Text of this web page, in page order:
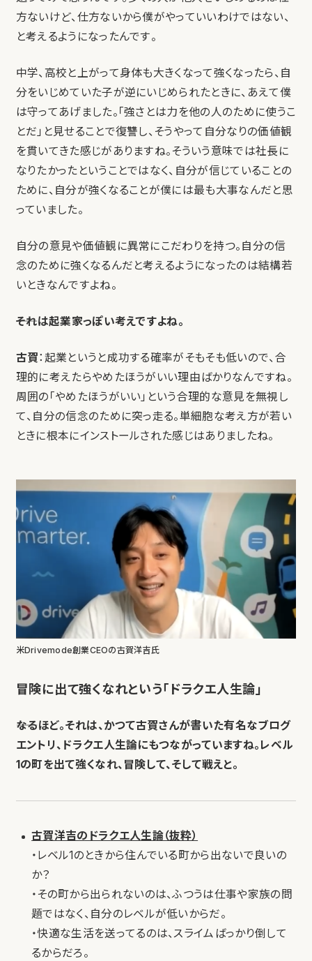
方ないけど、仕方ないから僕がやっていいわけではない、
と考えるようになったんです。
中学、高校と上がって身体も大きくなって強くなったら、自
分をいじめていた子が逆にいじめられたときに、あえて僕
は守ってあげました。「強さとは力を他の人のために使うこ
とだ」と見せることで復讐し、そうやって自分なりの価値観
を貫いてきた感じがありますね。そういう意味では社長に
なりたかったということではなく、自分が信じていることの
ために、自分が強くなることが僕には最も大事なんだと思
っていました。
自分の意見や価値観に異常にこだわりを持つ。自分の信
念のために強くなるんだと考えるようになったのは結構若
いときなんですよね。
――それは起業家っぽい考えですよね。
古賀：起業というと成功する確率がそもそも低いので、合
理的に考えたらやめたほうがいい理由ばかりなんですね。
周囲の「やめたほうがいい」という合理的な意見を無視し
て、自分の信念のために突っ走る。単細胞な考え方が若い
ときに根本にインストールされた感じはありましたね。
米Drivemode創業CEOの古賀洋吉氏
冒険に出て強くなれという「ドラクエ人生論」
――なるほど。それは、かつて古賀さんが書いた有名なブログ
エントリ、ドラクエ人生論にもつながっていますね。レベル
1の町を出て強くなれ、冒険して、そして戦えと。
古賀洋吉のドラクエ人生論（抜粋）
・レベル1のときから住んでいる町から出ないで良いの
か？
・その町から出られないのは、ふつうは仕事や家族の問
題ではなく、自分のレベルが低いからだ。
・快適な生活を送ってるのは、スライムばっかり倒して
るからだろ。